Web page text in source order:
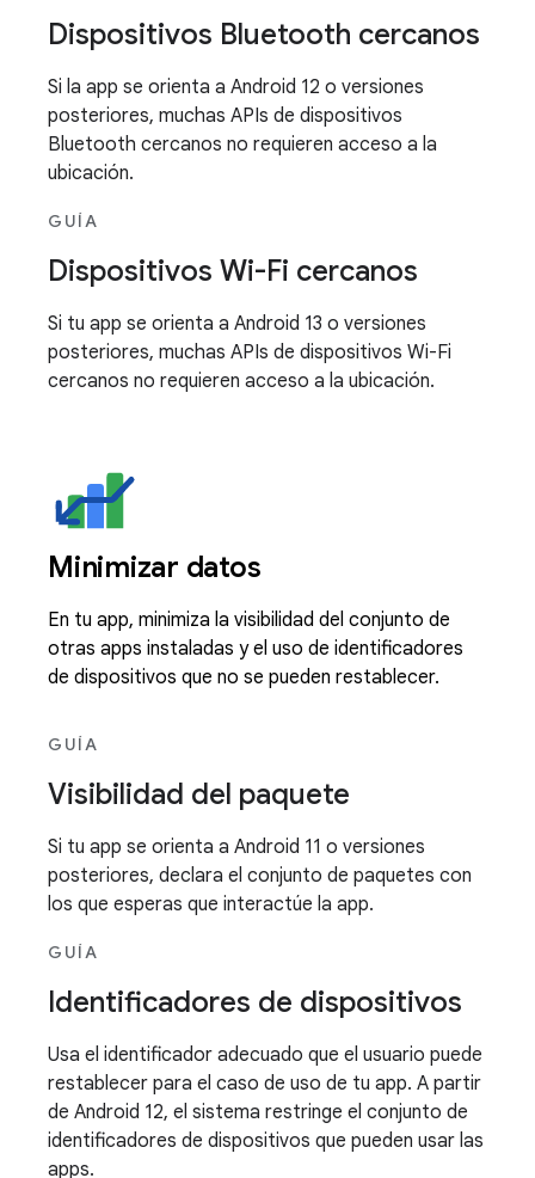
Dispositivos Bluetooth cercanos
Si la app se orienta a Android 12 o versiones
posteriores, muchas APIs de dispositivos
Bluetooth cercanos no requieren acceso a la
ubicación.
GUÍA
Dispositivos Wi-Fi cercanos
Si tu app se orienta a Android 13 o versiones
posteriores, muchas APIs de dispositivos Wi-Fi
cercanos no requieren acceso a la ubicación.
Minimizar datos
En tu app, minimiza la visibilidad del conjunto de
otras apps instaladas y el uso de identificadores
de dispositivos que no se pueden restablecer.
GUÍA
Visibilidad del paquete
Si tu app se orienta a Android 11 o versiones
posteriores, declara el conjunto de paquetes con
los que esperas que interactúe la app.
GUÍA
Identificadores de dispositivos
Usa el identificador adecuado que el usuario puede
restablecer para el caso de uso de tu app. A partir
de Android 12, el sistema restringe el conjunto de
identificadores de dispositivos que pueden usar las
apps.